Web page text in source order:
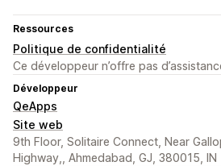
Ressources
Politique de confidentialité
Ce développeur n’offre pas
Développeur
QeApps
Site web
9th Floor, Solitaire Connect, Near
Highway,, Ahmedabad, GJ, 380015, IN